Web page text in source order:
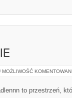
MOŻLIWOŚĆ
to przestrzeń,